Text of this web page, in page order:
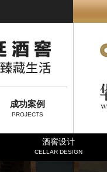
成功案例
PROJECTS
酒窖设计
CELLAR DESIGN